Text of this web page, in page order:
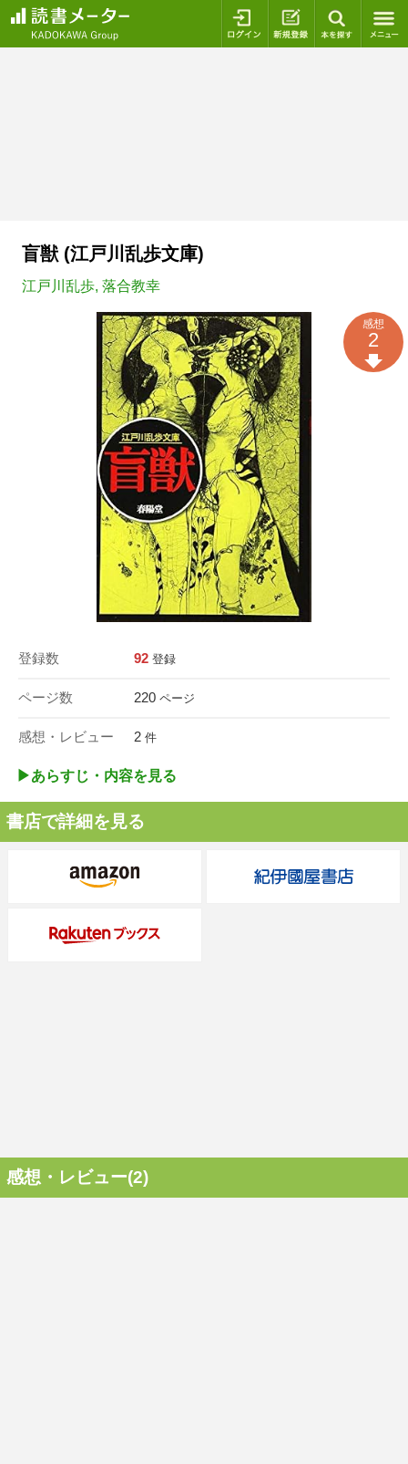
ログイン 新規登録
盲獣 (江戸川乱歩文庫)
江戸川乱歩, 落合教幸
登録数 92 登録
ページ数 220 ページ
感想・レビュー 2 件
感想
2
▶︎あらすじ・内容を見る
書店で詳細を見る
感想・レビュー(2)